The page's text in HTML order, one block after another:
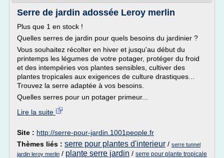
Serre de jardin adossée Leroy merlin
Plus que 1 en stock !
Quelles serres de jardin pour quels besoins du jardinier ?
Vous souhaitez récolter en hiver et jusqu'au début du
printemps les légumes de votre potager, protéger du froid
et des intempéries vos plantes sensibles, cultiver des
plantes tropicales aux exigences de culture drastiques...
Trouvez la serre adaptée à vos besoins.
Quelles serres pour un potager primeur...
Lire la suite
Site : http://serre-pour-jardin.1001people.fr
Thèmes liés : serre pour plantes d'interieur / serre tunnel
jardin leroy merlin / plante serre jardin / serre pour plante tropicale